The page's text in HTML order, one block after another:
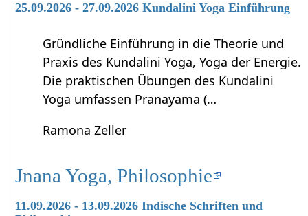
25.09.2026 - 27.09.2026 Kundalini Yoga Einführung
Gründliche Einführung in die Theorie und
Praxis des Kundalini Yoga, Yoga der Energie.
Die praktischen Übungen des Kundalini
Yoga umfassen Pranayama (…
Ramona Zeller
Jnana Yoga, Philosophie
11.09.2026 - 13.09.2026 Indische Schriften und